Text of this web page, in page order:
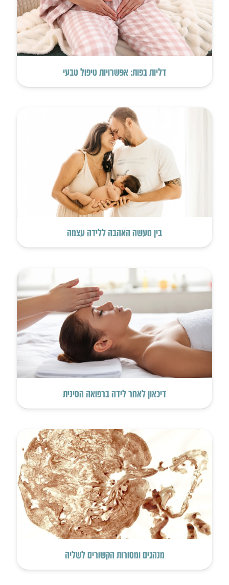
דליות בפות: אפשרויות טיפול טבעי
בין מעשה האהבה ללידה עצמה
דיכאון לאחר לידה ברפואה הסינית
מנהגים ומסורות הקשורים לשליה